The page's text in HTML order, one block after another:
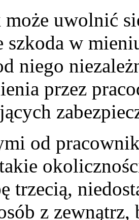
może uwolnić
szkoda w
niego
przez
od
trzecią,
z